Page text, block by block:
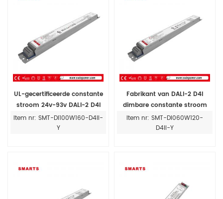
UL-gecertificeerde constante
stroom 24v-93v DALI-2 D4I
100W intelligente dimbare led-
driver voor binnen
Item nr: SMT-DI100W160-D4II-
Y
Fabrikant van DALI-2 D4I
dimbare constante stroom
24V-93V 60W LED-
drivervoedingen
Item nr: SMT-DI060W120-
D4II-Y